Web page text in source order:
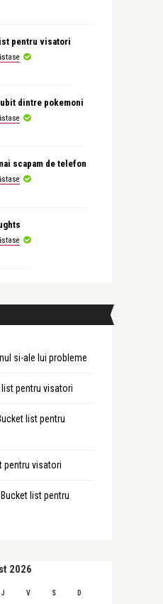
pentru visatori
dintre pokemoni
scapam de telefon
si-ale lui probleme
list pentru visatori
list pentru
pentru visatori
Bucket list pentru
2026
J V S D